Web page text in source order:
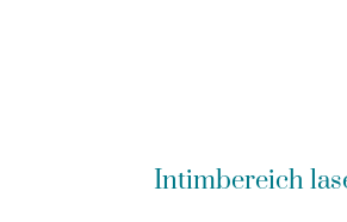
Intimbereich